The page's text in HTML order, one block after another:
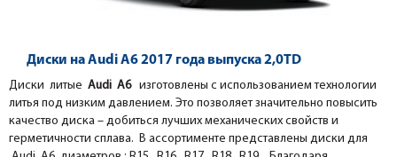
Диски на Audi A6 2017 года выпуска 2,0TD
Диски литые Audi A6 изготовлены с использованием технологии
литья под низким давлением. Это позволяет значительно повысить
качество диска – добиться лучших механических свойств и
герметичности сплава. В ассортименте представлены диски для